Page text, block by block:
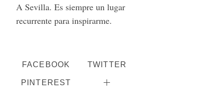
A Sevilla. Es siempre un lugar
recurrente para inspirarme.
FACEBOOK TWITTER
PINTEREST